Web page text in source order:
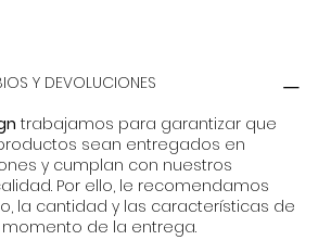
Y DEVOLUCIONES
trabajamos para garantizar que
sean entregados en
y cumplan con nuestros
Por ello, le recomendamos
la cantidad y las características de
de la entrega.